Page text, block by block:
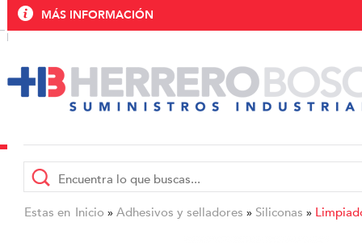
MÁS INFORMACIÓN
Estas en Inicio » Adhesivos y selladores » Siliconas »